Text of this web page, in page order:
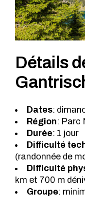
Détails
Dates:
Région: Parc
Durée: 1 jour
Difficulté
(randonnée de
Difficulté
km et 700 m
Groupe: